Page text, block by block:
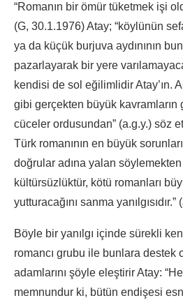
“Romanın bir ömür tüketmek işi
(G, 30.1.1976) Atay; “köylünün
ya da küçük burjuva aydınının
pazarlayarak bir yere
kendisi de sol eğilimlidir Atay’ın.
gibi gerçekten büyük kavramların
cüceler ordusundan” (a.g.y.) söz
Türk romanının en büyük
doğrular adına yalan
kültürsüzlüktür, kötü romanları
yutturacağını sanma yanılgısıdır.”
Böyle bir yanılgı içinde sürekli
romancı grubu ile bunlara destek
adamlarını şöyle eleştirir Atay:
memnundur ki, bütün endişesi